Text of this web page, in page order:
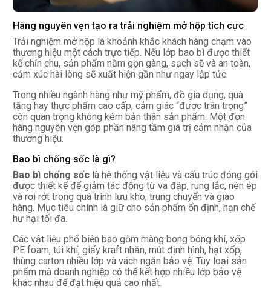
Hàng nguyên vẹn tạo ra trải nghiệm mở hộp tích cực
Trải nghiệm mở hộp là khoảnh khắc khách hàng chạm vào
thương hiệu một cách trực tiếp. Nếu lớp bao bì được thiết
kế chỉn chu, sản phẩm nằm gọn gàng, sạch sẽ và an toàn,
cảm xúc hài lòng sẽ xuất hiện gần như ngay lập tức.
Trong nhiều ngành hàng như mỹ phẩm, đồ gia dụng, quà
tặng hay thực phẩm cao cấp, cảm giác “được trân trọng”
còn quan trọng không kém bản thân sản phẩm. Một đơn
hàng nguyên vẹn góp phần nâng tầm giá trị cảm nhận của
thương hiệu.
Bao bì chống sốc là gì?
Bao bì chống sốc là hệ thống vật liệu và cấu trúc đóng gói
được thiết kế để giảm tác động từ va đập, rung lắc, nén ép
và rơi rớt trong quá trình lưu kho, trung chuyển và giao
hàng. Mục tiêu chính là giữ cho sản phẩm ổn định, hạn chế
hư hại tối đa.
Các vật liệu phổ biến bao gồm màng bong bóng khí, xốp
PE foam, túi khí, giấy kraft nhăn, mút định hình, hạt xốp,
thùng carton nhiều lớp và vách ngăn bảo vệ. Tùy loại sản
phẩm mà doanh nghiệp có thể kết hợp nhiều lớp bảo vệ
khác nhau để đạt hiệu quả cao nhất.